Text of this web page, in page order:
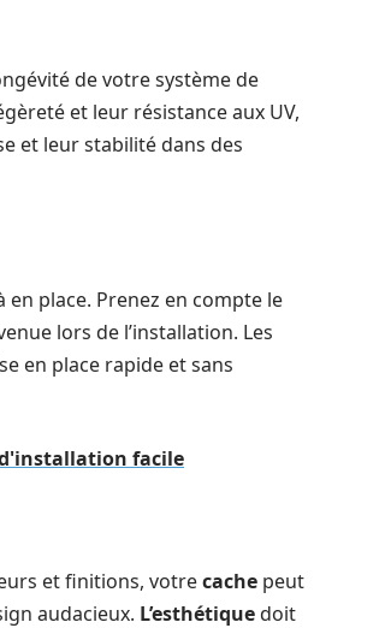
de votre système de
et leur résistance aux UV,
et leur stabilité dans des
en place. Prenez en compte le
lors de l’installation. Les
en place rapide et sans
facile
et finitions, votrecache peut
audacieux. L’esthétiquedoit